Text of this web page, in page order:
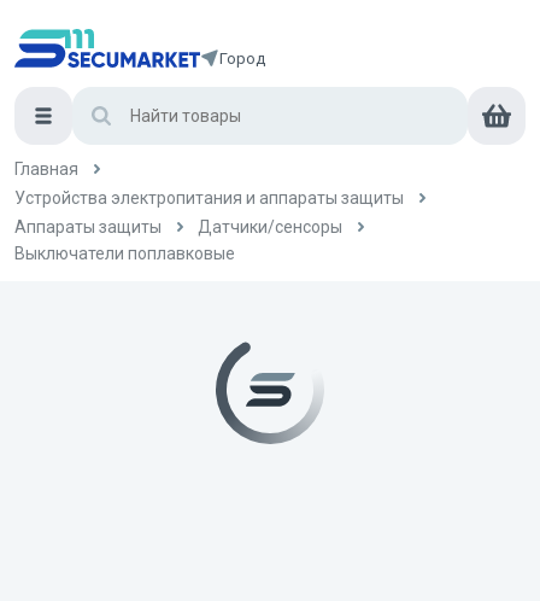
Город
Главная
Устройства электропитания и аппараты защиты
Аппараты защиты
Датчики/сенсоры
Выключатели поплавковые